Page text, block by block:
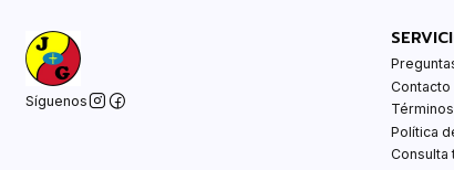
Síguenos
Contacto
Política
Consulta